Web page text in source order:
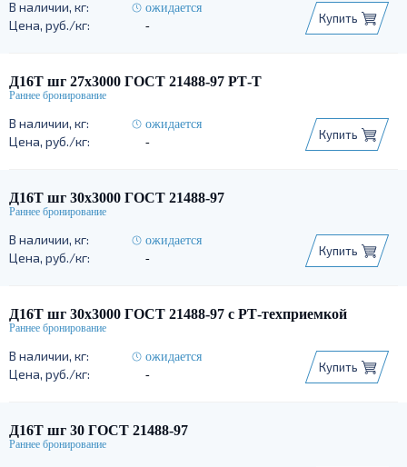
ожидается
-
Купить
Д16Т шг 27х3000 ГОСТ 21488-97 РТ-Т
ожидается
-
Купить
Д16Т шг 30х3000 ГОСТ 21488-97
ожидается
-
Купить
Д16Т шг 30х3000 ГОСТ 21488-97 с РТ-техприемкой
ожидается
-
Купить
Д16Т шг 30 ГОСТ 21488-97